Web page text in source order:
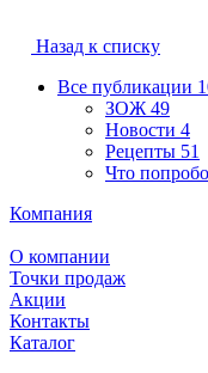
Назад к списку
Все публикации
ЗОЖ 49
Новости 4
Рецепты 51
Что
Компания
О компании
Точки продаж
Акции
Контакты
Каталог